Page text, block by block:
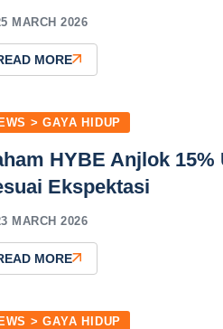
MARCH 2026
MORE
> GAYA HIDUP
HYBE Anjlok
Ekspektasi
MARCH 2026
MORE
> GAYA HIDUP